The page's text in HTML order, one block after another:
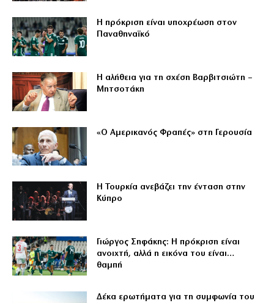
Η πρόκριση είναι υποχρέωση στον
Παναθηναϊκό
Η αλήθεια για τη σχέση Βαρβιτσιώτη –
Μητσοτάκη
«Ο Αμερικανός Φραπές» στη Γερουσία
Η Τουρκία ανεβάζει την ένταση στην
Κύπρο
Γιώργος Σηφάκης: Η πρόκριση είναι
ανοιχτή, αλλά η εικόνα του είναι…
θαμπή
Δέκα ερωτήματα για τη συμφωνία του